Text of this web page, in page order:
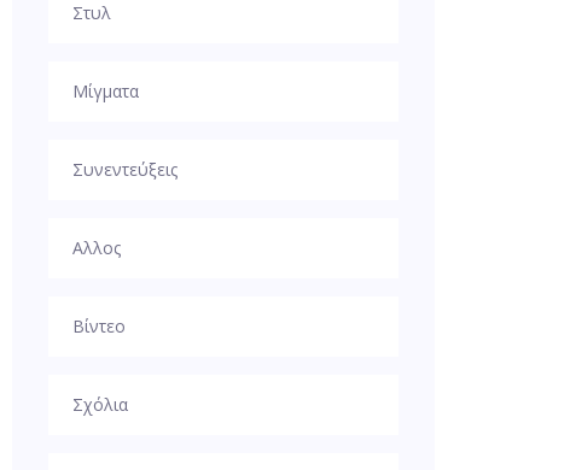
Στυλ
Μίγματα
Συνεντεύξεις
Αλλος
Βίντεο
Σχόλια